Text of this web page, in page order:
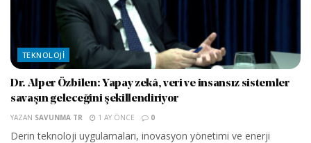
TEKNOLOJI
Dr. Alper Özbilen: Yapay zekâ, veri ve insansız sistemler
savaşın geleceğini şekillendiriyor
YAZAN SAVUNMA TR 1 AY ÖNCE 0
Derin teknoloji uygulamaları, inovasyon yönetimi ve enerji